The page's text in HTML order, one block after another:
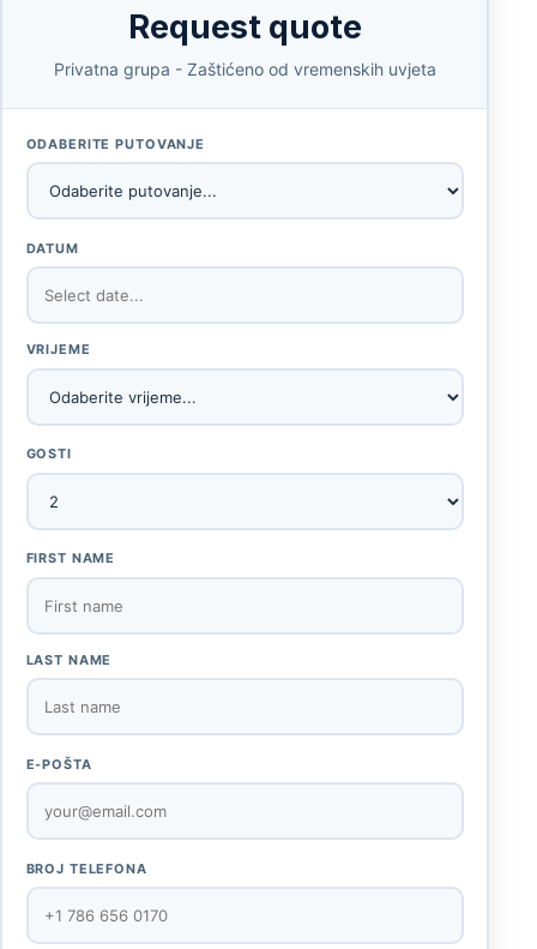
Request quote
Privatna grupa - Zaštićeno od vremenskih uvjeta
ODABERITE PUTOVANJE
DATUM
VRIJEME
GOSTI
FIRST NAME
LAST NAME
E-POŠTA
BROJ TELEFONA